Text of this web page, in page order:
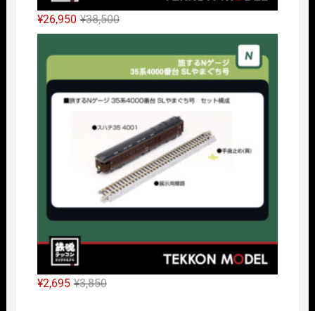
¥38,500元
の
価
¥38,500
し
た。
¥26,950
現
在
の
は
で
す。
¥3,850元
¥2,695
現